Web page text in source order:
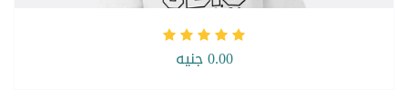
0.00 جنيه